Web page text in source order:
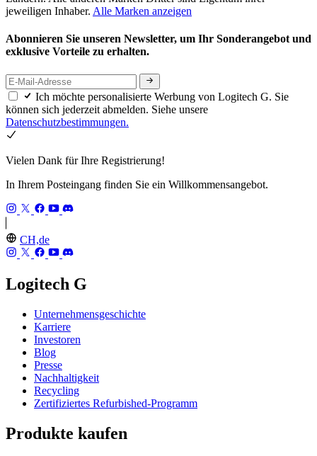
jeweiligen Inhaber. Alle Marken anzeigen
Abonnieren Sie unseren Newsletter, um Ihr Sonderangebot und
exklusive Vorteile zu erhalten.
Ich möchte personalisierte Werbung von Logitech G. Sie
können sich jederzeit abmelden. Siehe unsere
Datenschutzbestimmungen.
Vielen Dank für Ihre Registrierung!
In Ihrem Posteingang finden Sie ein Willkommensangebot.
CH,de
Logitech G
Unternehmensgeschichte
Karriere
Investoren
Blog
Presse
Nachhaltigkeit
Recycling
Zertifiziertes Refurbished-Programm
Produkte kaufen